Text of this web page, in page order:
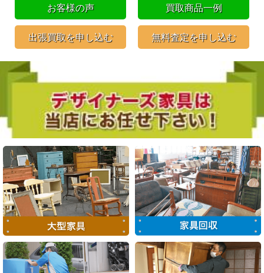
お客様の声 買取商品一例
出張買取を申し込む 無料査定を申し込む